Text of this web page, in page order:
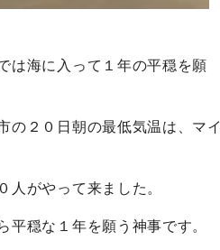
は海に入って１年の平穏を願
２０日朝の最低気温は、マイ
がやって来ました。
穏な１年を願う神事です。